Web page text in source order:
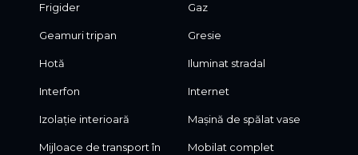
Frigider Gaz
Geamuri tripan Gresie
Hotă Iluminat stradal
Interfon Internet
Izolație interioară Mașină de spălat vase
Mijloace de transport în
Mobilat complet